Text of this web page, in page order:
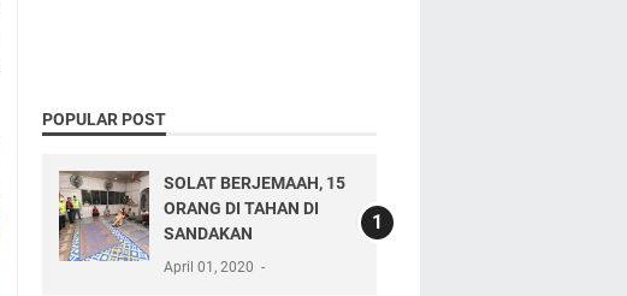
POPULAR POST
SOLAT BERJEMAAH, 15
ORANG DI TAHAN DI
SANDAKAN
April 01, 2020